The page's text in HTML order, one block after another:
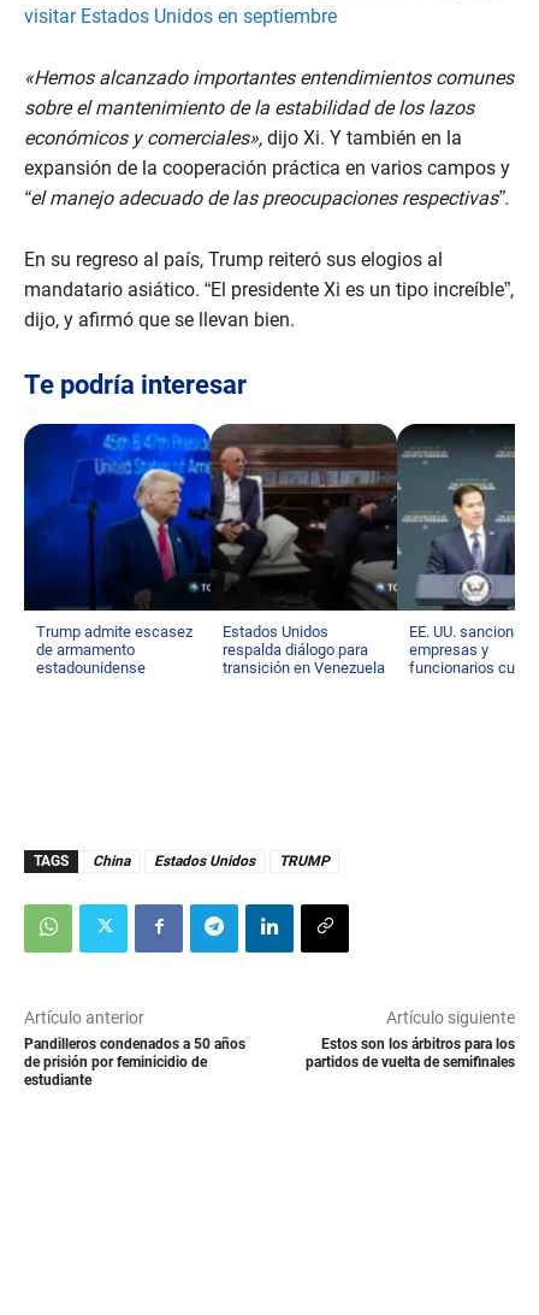
visitar Estados Unidos en septiembre
«Hemos alcanzado importantes entendimientos comunes
sobre el mantenimiento de la estabilidad de los lazos
económicos y comerciales», dijo Xi. Y también en la
expansión de la cooperación práctica en varios campos y
“el manejo adecuado de las preocupaciones respectivas”.
En su regreso al país, Trump reiteró sus elogios al
mandatario asiático. “El presidente Xi es un tipo increíble”,
dijo, y afirmó que se llevan bien.
Te podría interesar
Trump admite escasez
de armamento
estadounidense
Estados Unidos
respalda diálogo para
transición en Venezuela
EE. UU. sanciona a
empresas y
funcionarios
TAGS China Estados Unidos TRUMP
Artículo anterior
Pandilleros condenados a 50 años
de prisión por feminicidio de
estudiante
Artículo siguiente
Estos son los árbitros para los
partidos de vuelta de semifinales